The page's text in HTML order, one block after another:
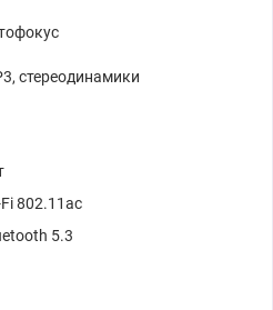
стереодинамики
802.11ac
5.3